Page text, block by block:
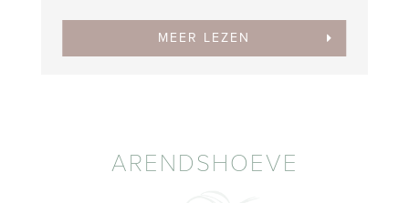
MEER LEZEN
ARENDSHOEVE